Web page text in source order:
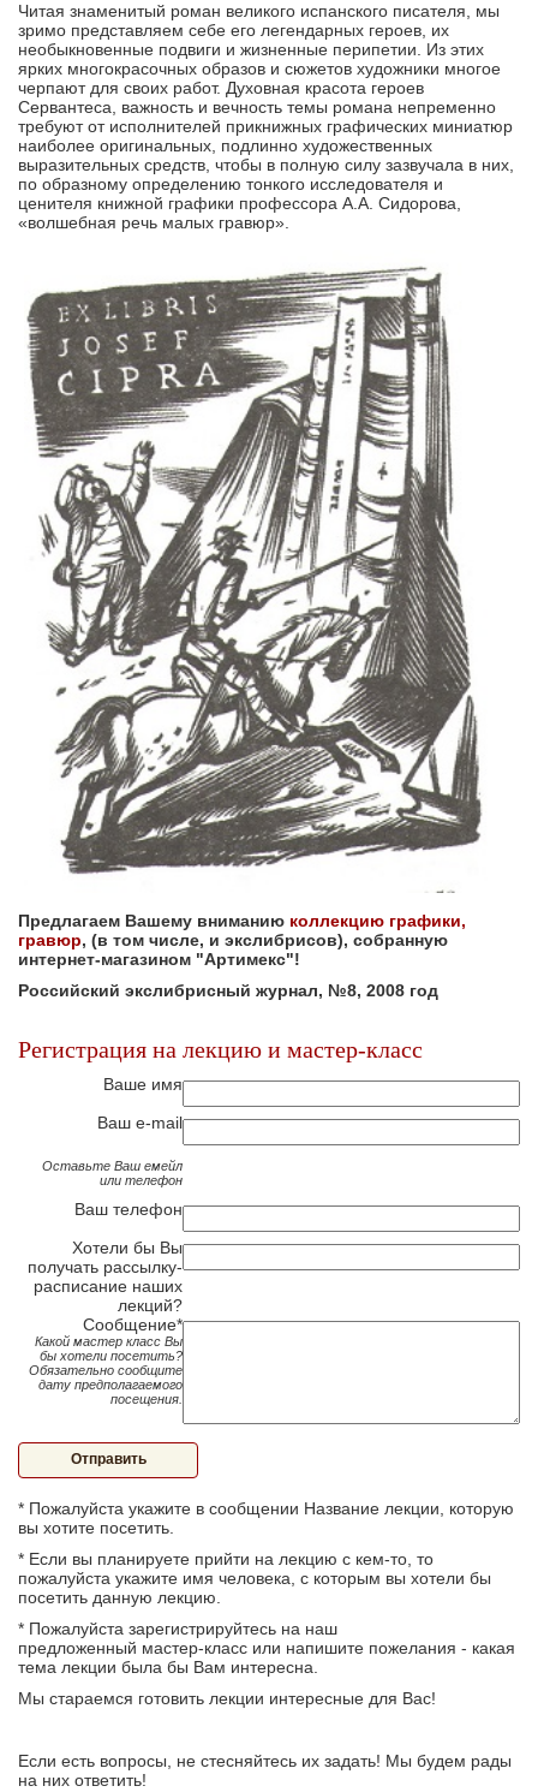
Читая знаменитый роман великого испанского писателя, мы
зримо представляем себе его легендарных героев, их
необыкновенные подвиги и жизненные перипетии. Из этих
ярких многокрасочных образов и сюжетов художники многое
черпают для своих работ. Духовная красота героев
Сервантеса, важность и вечность темы романа непременно
требуют от исполнителей прикнижных графических миниатюр
наиболее оригинальных, подлинно художественных
выразительных средств, чтобы в полную силу зазвучала в них,
по образному определению тонкого исследователя и
ценителя книжной графики профессора А.А. Сидорова,
«волшебная речь малых гравюр».
Предлагаем Вашему вниманию коллекцию графики,
гравюр, (в том числе, и экслибрисов), собранную
интернет-магазином "Артимекс"!
Российский экслибрисный журнал, №8, 2008 год
Регистрация на лекцию и мастер-класс
Ваше имя
Ваш e-mail
Оставьте Ваш емейл
или телефон
Ваш телефон
Хотели бы Вы
получать рассылку-
расписание наших
лекций?
Сообщение*
Какой мастер класс Вы
бы хотели посетить?
Обязательно сообщите
дату предполагаемого
посещения.
Отправить
* Пожалуйста укажите в сообщении Название лекции, которую
вы хотите посетить.
* Если вы планируете прийти на лекцию с кем-то, то
пожалуйста укажите имя человека, с которым вы хотели бы
посетить данную лекцию.
* Пожалуйста зарегистрируйтесь на наш
предложенный мастер-класс или напишите пожелания - какая
тема лекции была бы Вам интересна.
Мы стараемся готовить лекции интересные для Вас!
Если есть вопросы, не стесняйтесь их задать! Мы будем рады
на них ответить!